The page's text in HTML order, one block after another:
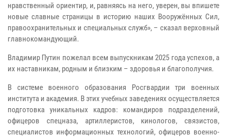
нравственный ориентир, и, равняясь на него, уверен, вы впишете
новые славные страницы в историю наших Вооружённых Сил,
правоохранительных и специальных служб», – сказал верховный
главнокомандующий.
Владимир Путин пожелал всем выпускникам 2025 года успехов, а
их наставникам, родным и близким – здоровья и благополучия.
В системе военного образования Росгвардии три военных
института и академия. В этих учебных заведениях осуществляется
подготовка уникальных кадров: командиров подразделений,
офицеров спецназа, артиллеристов, кинологов, связистов,
специалистов информационных технологий, офицеров военно-